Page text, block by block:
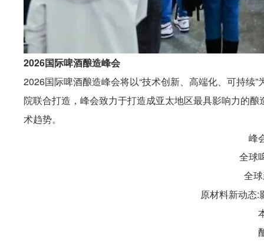
2026国际啤酒酿造峰会
2026国际啤酒酿造峰会将以“技术创新、高端化、可持续
院联合打造，峰会致力于打造成亚太地区最具影响力的
术趋势。
峰
全球
全
原材料新动态: